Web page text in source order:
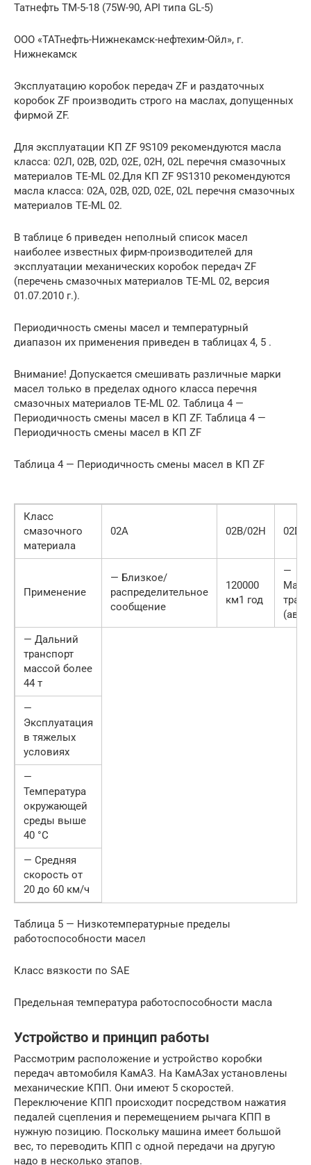
Татнефть ТМ-5-18 (75W-90, API типа GL-5)
ООО «ТАТнефть-Нижнекамск-нефтехим-Ойл», г.
Нижнекамск
Эксплуатацию коробок передач ZF и раздаточных
коробок ZF производить строго на маслах, допущенных
фирмой ZF.
Для эксплуатации КП ZF 9S109 рекомендуются масла
класса: 02Л, 02В, 02D, 02Е, 02Н, 02L перечня смазочных
материалов ТЕ-ML 02.Для КП ZF 9S1310 рекомендуются
масла класса: 02А, 02В, 02D, 02Е, 02L перечня смазочных
материалов TE-ML 02.
В таблице 6 приведен неполный список масел
наиболее известных фирм-производителей для
эксплуатации механических коробок передач ZF
(перечень смазочных материалов TE-ML 02, версия
01.07.2010 г.).
Периодичность смены масел и температурный
диапазон их применения приведен в таблицах 4, 5 .
Внимание! Допускается смешивать различные марки
масел только в пределах одного класса перечня
смазочных материалов TE-ML 02. Таблица 4 —
Периодичность смены масел в КП ZF. Таблица 4 —
Периодичность смены масел в КП ZF
Таблица 4 — Периодичность смены масел в КП ZF
Класс
смазочного
материала
02А 02В/02Н 02D/
Применение
— Близкое/
распределительное
сообщение
120000
км1 год
—
— Дальний
транспорт
массой более
44 т
—
Эксплуатация
в тяжелых
условиях
—
Температура
окружающей
среды выше
40 °С
— Средняя
скорость от
20 до 60 км/ч
Таблица 5 — Низкотемпературные пределы
работоспособности масел
Класс вязкости по SAE
Предельная температура работоспособности масла
Устройство и принцип работы
Рассмотрим расположение и устройство коробки
передач автомобиля КамАЗ. На КамАЗах установлены
механические КПП. Они имеют 5 скоростей.
Переключение КПП происходит посредством нажатия
педалей сцепления и перемещением рычага КПП в
нужную позицию. Поскольку машина имеет большой
вес, то переводить КПП с одной передачи на другую
надо в несколько этапов.